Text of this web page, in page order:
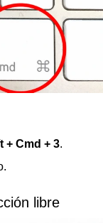
+ Cmd + 3.
libre